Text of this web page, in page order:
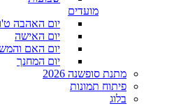
מועדים
יום האהבה
יום האישה
יום האם
יום המחנך
מתנת סופשנה 2026
פיתוח תמונות
בלוג